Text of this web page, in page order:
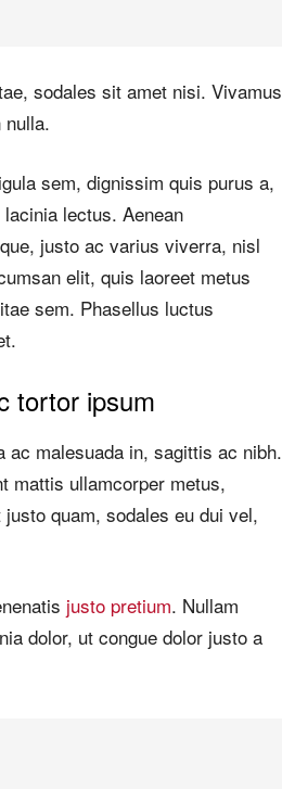
sodales sit amet nisi. Vivamus
sem, dignissim quis purus a,
lectus. Aenean
justo ac varius viverra, nisl
elit, quis laoreet metus
sem. Phasellus luctus
tortor ipsum
ac malesuada in, sagittis ac nibh.
mattis ullamcorper metus,
quam, sodales eu dui vel,
justo pretium. Nullam
dolor, ut congue dolor justo a